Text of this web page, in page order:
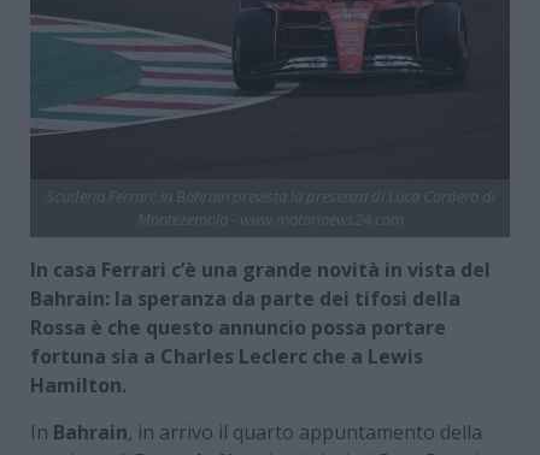
In casa Ferrari c’è una grande novità in vista del
Bahrain: la speranza da parte dei tifosi della
Rossa è che questo annuncio possa portare
fortuna sia a Charles Leclerc che a Lewis
Hamilton.
In Bahrain, in arrivo il quarto appuntamento della